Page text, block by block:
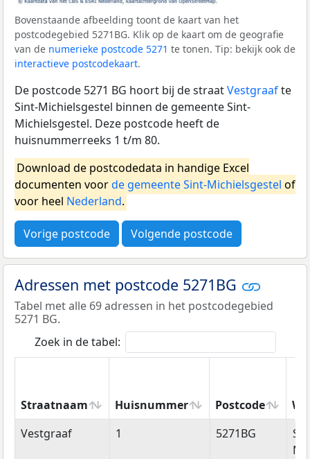
Bovenstaande afbeelding toont de kaart van het
postcodegebied 5271BG. Klik op de kaart om de geografie
van de numerieke postcode 5271 te tonen. Tip: bekijk ook de
interactieve postcodekaart.
De postcode 5271 BG hoort bij de straatVestgraafte
Sint-Michielsgestel binnen de gemeente Sint-
Michielsgestel. Deze postcode heeft de
huisnummerreeks 1 t/m 80.
Download de postcodedata in handige Excel
documenten voorde gemeente Sint-Michielsgestel of
voor heel Nederland.
Vorige postcode Volgende postcode
Adressen met postcode 5271BG
Tabel met alle 69 adressen in het postcodegebied
5271 BG.
Zoek in de tabel:
Straatnaam Huisnummer Postcode
Straatnaam
Huisnummer Postcode
Vestgraaf 1 5271BG